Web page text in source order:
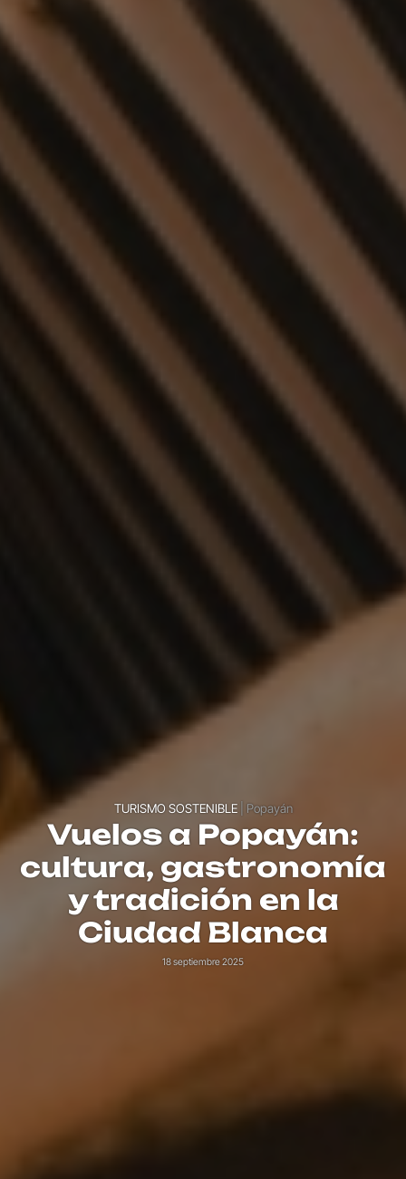
TURISMO SOSTENIBLE | Popayán
Vuelos a Popayán:
cultura, gastronomía
y tradición en la
Ciudad Blanca
18 septiembre 2025